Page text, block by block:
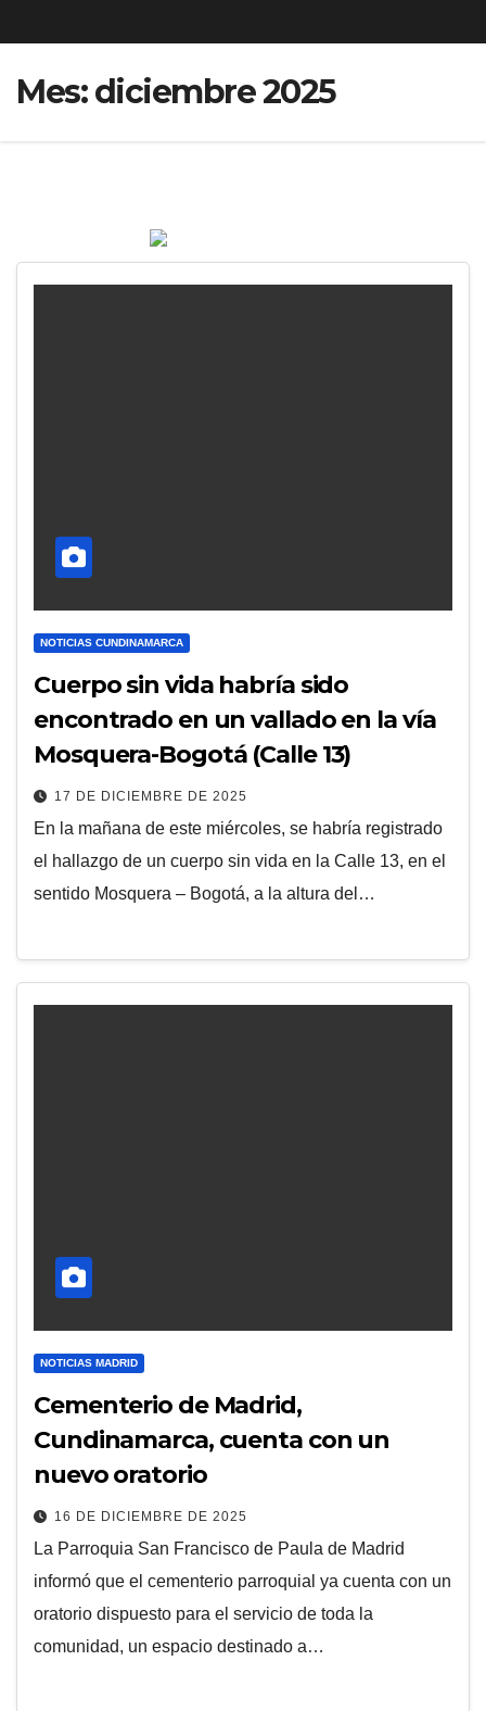
Mes:diciembre 2025
NOTICIAS CUNDINAMARCA
Cuerpo sin vida habría sido
encontrado en un vallado en la vía
Mosquera-Bogotá (Calle 13)
17 DE DICIEMBRE DE 2025
En la mañana de este miércoles, se habría registrado
el hallazgo de un cuerpo sin vida en la Calle 13, en el
sentido Mosquera – Bogotá, a la altura del…
NOTICIAS MADRID
Cementerio de Madrid,
Cundinamarca, cuenta con un
nuevo oratorio
16 DE DICIEMBRE DE 2025
La Parroquia San Francisco de Paula de Madrid
informó que el cementerio parroquial ya cuenta con un
oratorio dispuesto para el servicio de toda la
comunidad, un espacio destinado a…